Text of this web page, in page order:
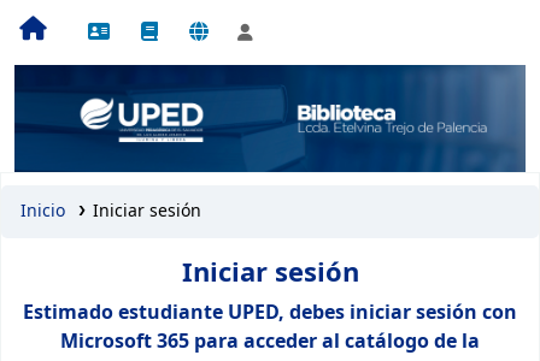
Inicio Iniciar sesión
Iniciar sesión
Estimado estudiante UPED, debes iniciar sesión con
Microsoft 365 para acceder al catálogo de la